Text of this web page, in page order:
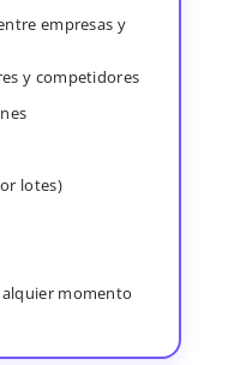
empresas y
y competidores
lotes)
momento